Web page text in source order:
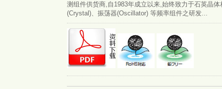
测组件供货商,自1983年成立以来,始终致力于石英晶体
(Crystal)、振荡器(Oscillator) 等频率组件之研发...